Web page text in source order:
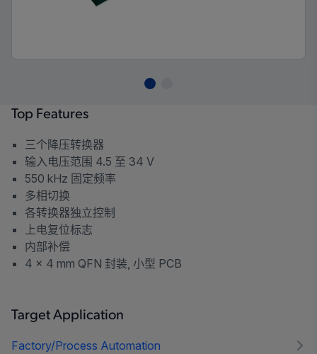
Top Features
三个降压转换器
输入电压范围 4.5 至 34 V
550 kHz 固定频率
多相切换
各转换器独立控制
上电复位标志
内部补偿
4 × 4 mm QFN 封装, 小型 PCB
Target Application
Factory/Process Automation